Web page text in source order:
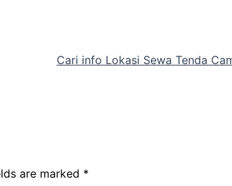
Cari info Lokasi Sewa Tenda
are marked *